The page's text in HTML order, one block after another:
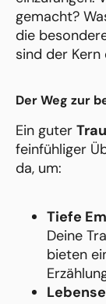
gemacht?
die
sind der Kern
Der Weg zur
Ein guter
feinfühliger
da, um:
Tiefe
Deine
bieten